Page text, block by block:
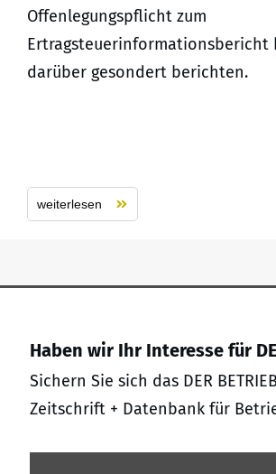
Offenlegungspflicht zum
Ertragsteuerinformationsbericht
darüber gesondert berichten.
weiterlesen
Haben wir Ihr Interesse für
Sichern Sie sich das DER
Zeitschrift + Datenbank für